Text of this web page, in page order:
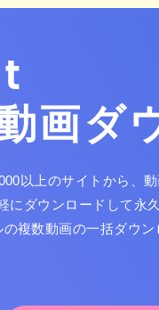
画ダ
以上のサイトから、
ダウンロードして永
複数動画の一括ダウン